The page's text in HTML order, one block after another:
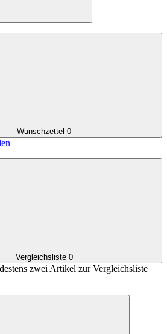
Wunschzettel 0
Vergleichsliste 0
zwei Artikel zur Vergleichsliste